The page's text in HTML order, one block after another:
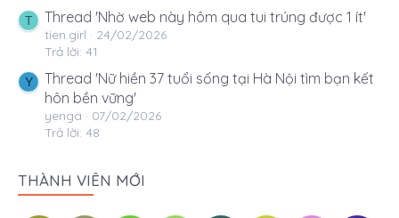
T Thread 'Nhờ web này hôm qua tui trúng được 1 ít'
tien.girl
24/02/2026
Trả lời: 41
Y
Thread 'Nữ hiền 37 tuổi sống tại Hà Nội tìm bạn kết
hôn bền vững'
yenga
07/02/2026
Trả lời: 48
THÀNH VIÊN MỚI